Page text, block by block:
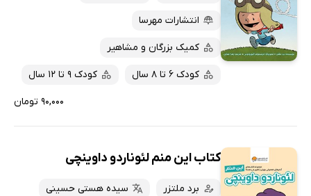
انتشارات مهرسا
کمیک بزرگان و مشاهیر
کودک 6 تا 8 سال کودک 9 تا 12 سال
۹۰,۰۰۰ تومان
کتاب این منم لئوناردو داوینچی
برد ملتزر
سیده هستی حسینی